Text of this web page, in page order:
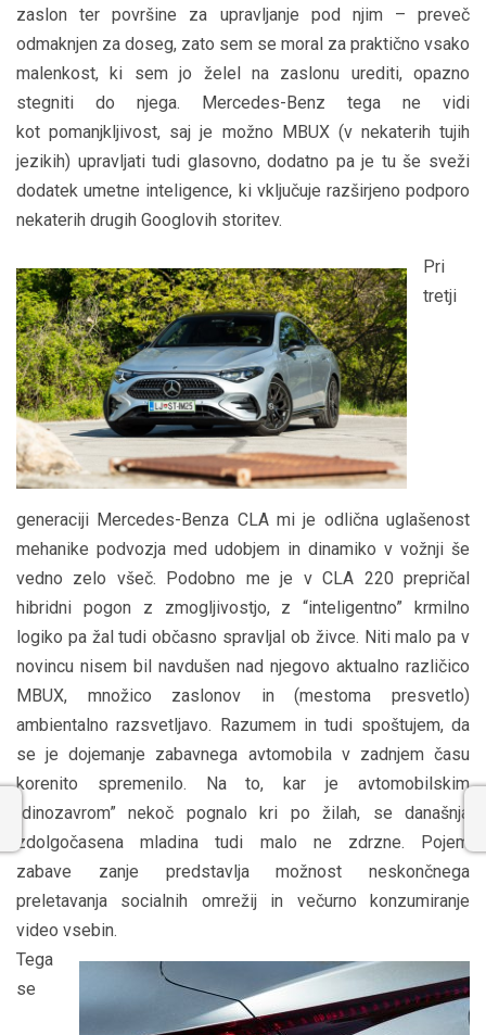
zaslon ter površine za upravljanje pod njim – preveč
odmaknjen za doseg, zato sem se moral za praktično vsako
malenkost, ki sem jo želel na zaslonu urediti, opazno
stegniti do njega. Mercedes-Benz tega ne vidi
kot pomanjkljivost, saj je možno MBUX (v nekaterih tujih
jezikih) upravljati tudi glasovno, dodatno pa je tu še sveži
dodatek umetne inteligence, ki vključuje razširjeno podporo
nekaterih drugih Googlovih storitev.
Pri
tretji
generaciji Mercedes-Benza CLA mi je odlična uglašenost
mehanike podvozja med udobjem in dinamiko v vožnji še
vedno zelo všeč. Podobno me je v CLA 220 prepričal
hibridni pogon z zmogljivostjo, z “inteligentno” krmilno
logiko pa žal tudi občasno spravljal ob živce. Niti malo pa v
novincu nisem bil navdušen nad njegovo aktualno različico
MBUX, množico zaslonov in (mestoma presvetlo)
ambientalno razsvetljavo. Razumem in tudi spoštujem, da
se je dojemanje zabavnega avtomobila v zadnjem času
korenito spremenilo. Na to, kar je avtomobilskim
“dinozavrom” nekoč pognalo kri po žilah, se današnja
zdolgočasena mladina tudi malo ne zdrzne. Pojem
zabave zanje predstavlja možnost neskončnega
preletavanja socialnih omrežij in večurno konzumiranje
video vsebin.
Tega
se